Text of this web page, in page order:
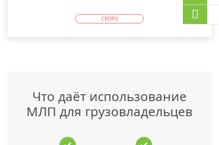
СКОРО
Что даёт использование
МЛП для грузовладельцев